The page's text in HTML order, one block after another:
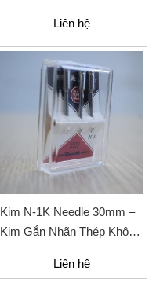
Liên hệ
Kim N-1K Needle 30mm –
Kim Gắn Nhãn Thép Không
Liên hệ